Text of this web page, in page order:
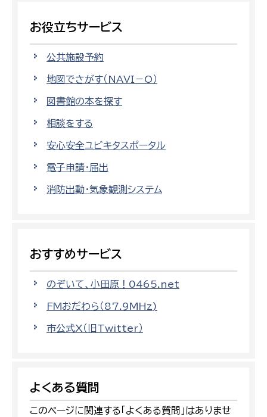
お役立ちサービス
公共施設予約
地図でさがす（NAVI－O）
図書館の本を探す
相談をする
安心安全ユビキタスポータル
電子申請・届出
消防出動・気象観測システム
おすすめサービス
のぞいて、小田原！0465.net
FMおだわら（87.9MHz)
市公式X（旧Twitter）
よくある質問
このページに関連する「よくある質問」はありませ